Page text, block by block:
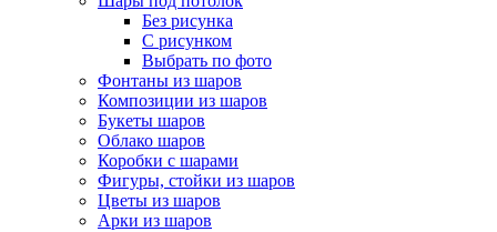
Без рисунка
С рисунком
Выбрать по фото
Фонтаны из шаров
Композиции из шаров
Букеты шаров
Облако шаров
Коробки с шарами
Фигуры, стойки из шаров
Цветы из шаров
Арки из шаров